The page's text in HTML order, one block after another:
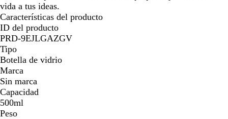
vida a tus ideas.
Características del producto
ID del producto
PRD-9EJLGAZGV
Tipo
Botella de vidrio
Marca
Sin marca
Capacidad
500ml
Peso